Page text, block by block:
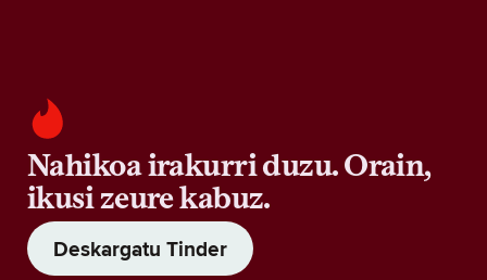
Nahikoa irakurri duzu. Orain,
ikusi zeure kabuz.
Deskargatu Tinder